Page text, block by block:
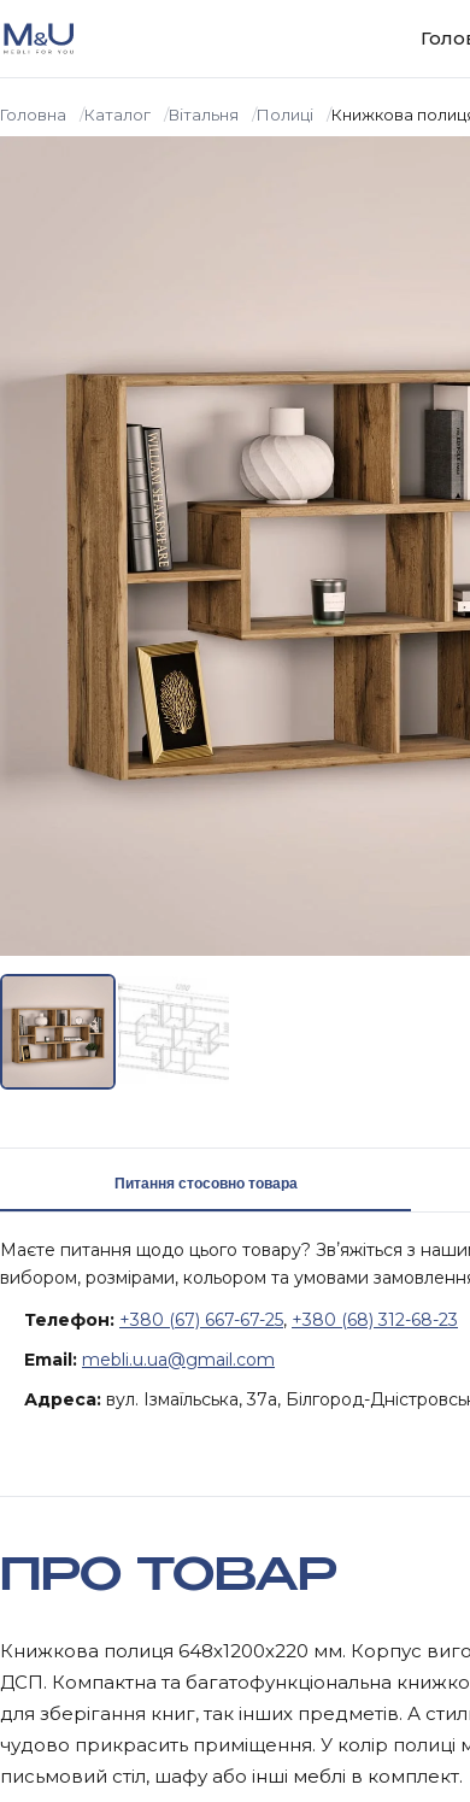
Головна Каталог Вiтальня Полиці
Книжкова
Питання стосовно товара
Маєте питання щодо цього товару? Звʼяжіться з
вибором, розмірами, кольором та умовами
Телефон: +380 (67) 667-67-25, +380 (68) 312-68-23
Email: mebli.u.ua@gmail.com
Адреса: вул. Ізмаїльська, 37а, Білгород-
ПРО ТОВАР
Книжкова полиця 648х1200х220 мм. Корпус
ДСП. Компактна та багатофункціональна
для зберігання книг, так інших предметів. А
чудово прикрасить приміщення. У колір полиці
письмовий стіл, шафу або інші меблі в комплект.